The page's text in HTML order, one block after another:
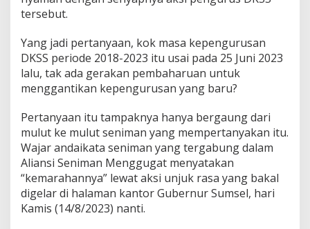
S
tersebut.
Yang jadi pertanyaan, kok masa kepengurusan
DKSS periode 2018-2023 itu usai pada 25 Juni 2023
lalu, tak ada gerakan pembaharuan untuk
menggantikan kepengurusan yang baru?
Pertanyaan itu tampaknya hanya bergaung dari
mulut ke mulut seniman yang mempertanyakan itu.
Wajar andaikata seniman yang tergabung dalam
Aliansi Seniman Menggugat menyatakan
“kemarahannya” lewat aksi unjuk rasa yang bakal
digelar di halaman kantor Gubernur Sumsel, hari
Kamis (14/8/2023) nanti.